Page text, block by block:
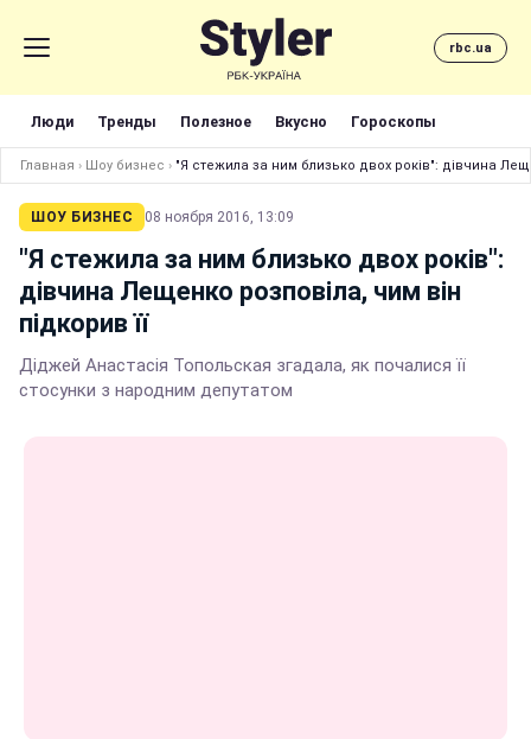
rbc.ua
Люди Тренды Полезное Вкусно Гороскопы
Главная › Шоу бизнес › "Я стежила за ним близько двох років": дівчина
ШОУ БИЗНЕС 08 ноября 2016, 13:09
"Я стежила за ним близько двох років":
дівчина Лещенко розповіла, чим він
підкорив її
Діджей Анастасія Топольская згадала, як почалися її
стосунки з народним депутатом